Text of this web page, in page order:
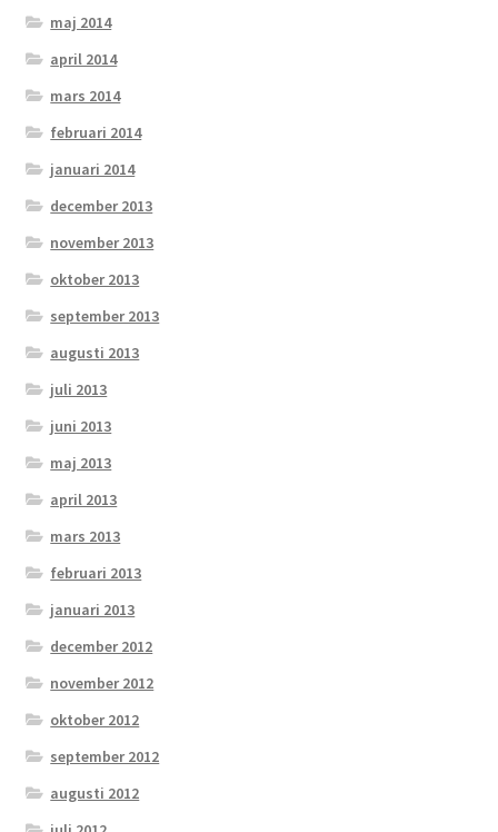
maj 2014
april 2014
mars 2014
februari 2014
januari 2014
december 2013
november 2013
oktober 2013
september 2013
augusti 2013
juli 2013
juni 2013
maj 2013
april 2013
mars 2013
februari 2013
januari 2013
december 2012
november 2012
oktober 2012
september 2012
augusti 2012